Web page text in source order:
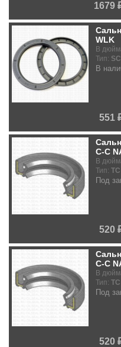
1679
WLK
В
Тип: SC
В
551
C-C
В
Тип: TC
Под
520
C-C
В
Тип: TC
Под
520